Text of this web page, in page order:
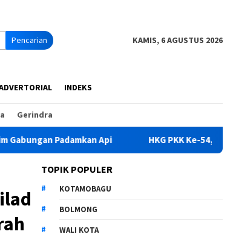
Pencarian KAMIS, 6 AGUSTUS 2026
INDEKS
Gerindra
Api HKG PKK Ke-54, Bupati Yusra
TOPIK POPULER
KOTAMOBAGU
BOLMONG
WALI KOTA